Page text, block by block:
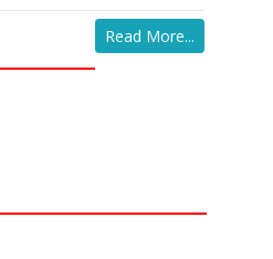
Read More...